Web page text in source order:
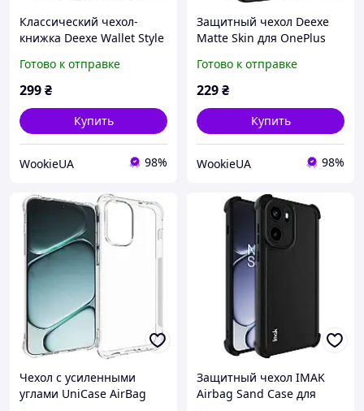
Классический чехол-
книжка Deexe Wallet Style
Готово к отправке
299₴
Купить
WookieUA 98%
Защитный чехол Deexe
Matte Skin для OnePlus
Готово к отправке
229₴
Купить
WookieUA 98%
Чехол с усиленными
углами UniCase AirBag
Защитный чехол IMAK
Airbag Sand Case для